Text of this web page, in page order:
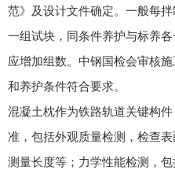
范》及设计文件确定。一般每
一组试块，同条件养护与标养
应增加组数。中钢国检会审核
和养护条件符合要求。
混凝土枕作为铁路轨道关键构
准，包括外观质量检测，检查
测量长度等；力学性能检测，